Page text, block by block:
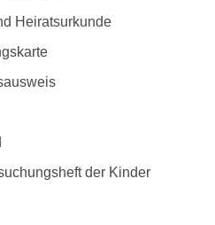
Heiratsurkunde
der Kinder